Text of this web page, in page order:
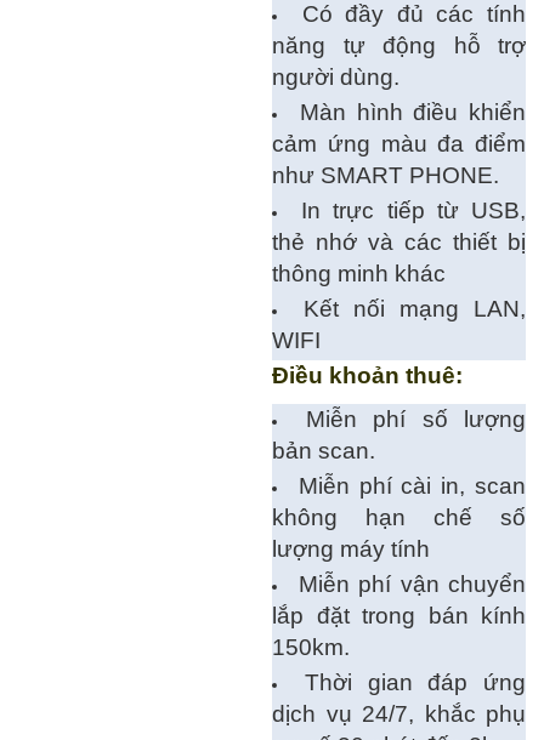
Có đầy đủ các tính
năng tự động hỗ trợ
người dùng.
Màn hình điều khiển
cảm ứng màu đa điểm
như SMART PHONE.
In trực tiếp từ USB,
thẻ nhớ và các thiết bị
thông minh khác
Kết nối mạng LAN,
WIFI
Điều khoản thuê:
Miễn phí số lượng
bản scan.
Miễn phí cài in, scan
không hạn chế số
lượng máy tính
Miễn phí vận chuyển
lắp đặt trong bán kính
150km.
Thời gian đáp ứng
dịch vụ 24/7, khắc phụ